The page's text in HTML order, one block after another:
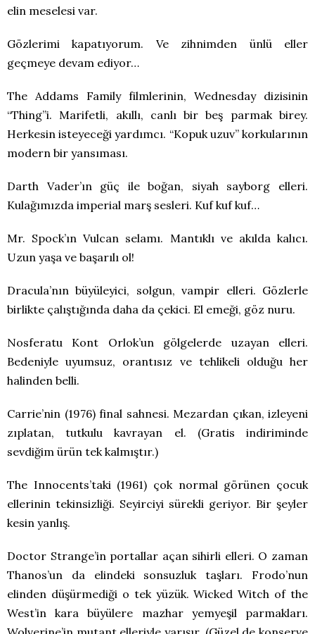
elin meselesi var.
Gözlerimi kapatıyorum. Ve zihnimden ünlü eller
geçmeye devam ediyor…
The Addams Family filmlerinin, Wednesday dizisinin
“Thing”i. Marifetli, akıllı, canlı bir beş parmak birey.
Herkesin isteyeceği yardımcı. “Kopuk uzuv” korkularının
modern bir yansıması.
Darth Vader’ın güç ile boğan, siyah sayborg elleri.
Kulağımızda imperial marş sesleri. Kuf kuf kuf…
Mr. Spock’ın Vulcan selamı. Mantıklı ve akılda kalıcı.
Uzun yaşa ve başarılı ol!
Dracula’nın büyüleyici, solgun, vampir elleri. Gözlerle
birlikte çalıştığında daha da çekici. El emeği, göz nuru.
Nosferatu Kont Orlok’un gölgelerde uzayan elleri.
Bedeniyle uyumsuz, orantısız ve tehlikeli olduğu her
halinden belli.
Carrie’nin (1976) final sahnesi. Mezardan çıkan, izleyeni
zıplatan, tutkulu kavrayan el. (Gratis indiriminde
sevdiğim ürün tek kalmıştır.)
The Innocents’taki (1961) çok normal görünen çocuk
ellerinin tekinsizliği. Seyirciyi sürekli geriyor. Bir şeyler
kesin yanlış.
Doctor Strange’in portallar açan sihirli elleri. O zaman
Thanos’un da elindeki sonsuzluk taşları. Frodo’nun
elinden düşürmediği o tek yüzük. Wicked Witch of the
West’in kara büyülere mazhar yemyeşil parmakları.